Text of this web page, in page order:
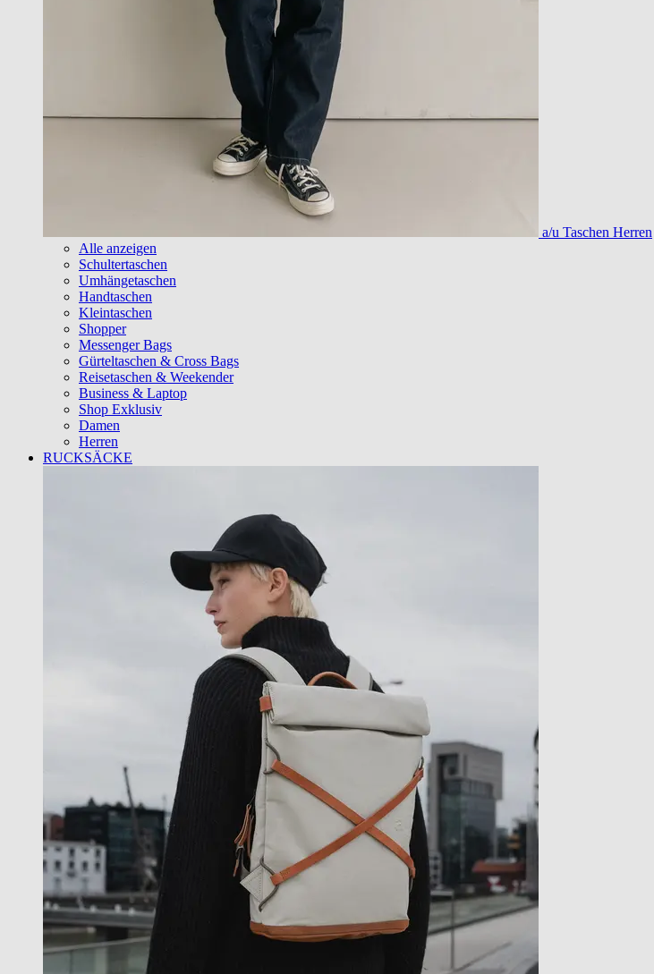
a/u Taschen Herren
Alle anzeigen
Schultertaschen
Umhängetaschen
Handtaschen
Kleintaschen
Shopper
Messenger Bags
Gürteltaschen & Cross Bags
Reisetaschen & Weekender
Business & Laptop
Shop Exklusiv
Damen
Herren
RUCKSÄCKE